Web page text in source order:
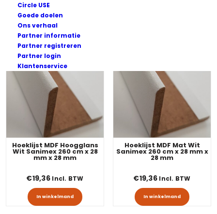
Circle USE
Goede doelen
Ons verhaal
Partner informatie
Partner registreren
Partner login
Klantenservice
Hoeklijst MDF Hoogglans
Wit Sanimex 260 cm x 28
mm x 28 mm
€19,36 Incl. BTW
In winkelmand
Hoeklijst MDF Mat Wit
Sanimex 260 cm x 28 mm x
28 mm
€19,36 Incl. BTW
In winkelmand